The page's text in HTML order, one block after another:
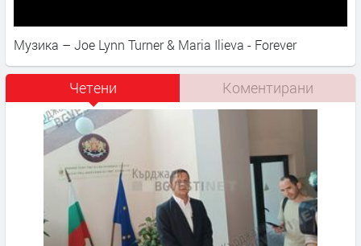
Музика – Joe Lynn Turner & Maria Ilieva - Forever
Четени Коментирани